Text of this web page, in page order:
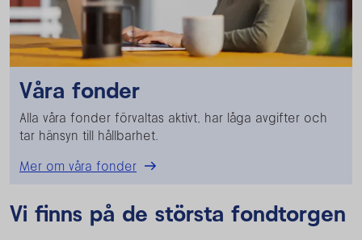
Våra fonder
Alla våra fonder förvaltas aktivt, har låga avgifter och
tar hänsyn till hållbarhet.
Mer om våra fonder
Vi finns på de största fondtorgen